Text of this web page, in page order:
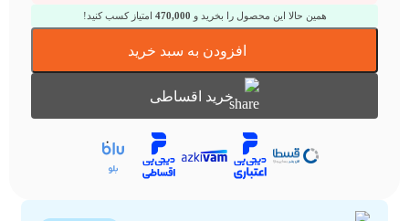
همین حالا این محصول را بخرید و 470,000 امتیاز کسب کنید!
افزودن به سبد خرید
خرید اقساطی